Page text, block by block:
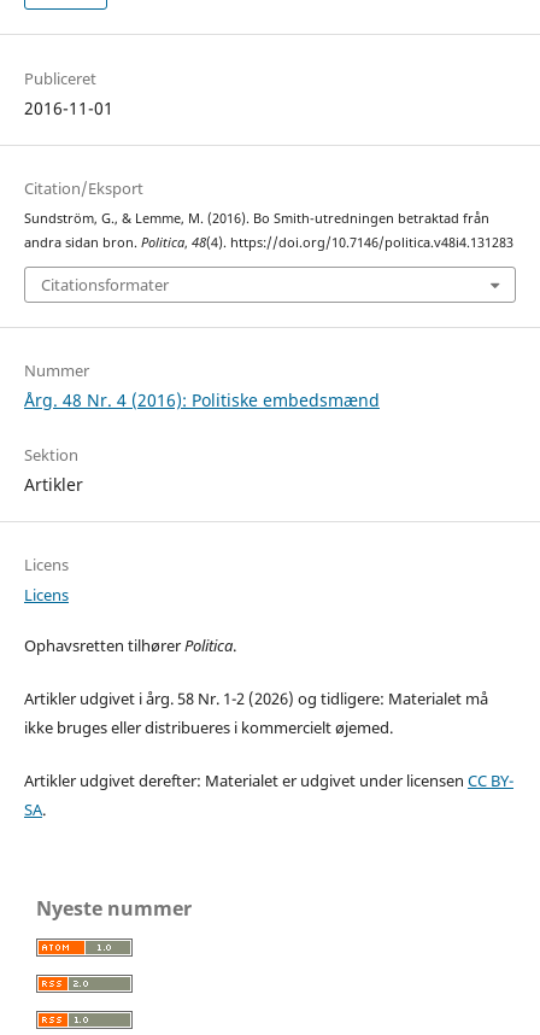
Publiceret
2016-11-01
Citation/Eksport
Sundström, G., & Lemme, M. (2016). Bo Smith-utredningen betraktad från
andra sidan bron. Politica, 48(4). https://doi.org/10.7146/politica.v48i4.131283
Citationsformater
Nummer
Årg. 48 Nr. 4 (2016): Politiske embedsmænd
Sektion
Artikler
Licens
Licens
Ophavsretten tilhørerPolitica.
Artikler udgivet i årg. 58 Nr. 1-2 (2026) og tidligere: Materialet må
ikke bruges eller distribueres i kommercielt øjemed.
Artikler udgivet derefter: Materialet er udgivet under licensen CC BY-
SA.
Nyeste nummer